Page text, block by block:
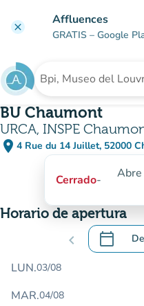
clear Affluences
GRATIS – Google
Buscar un
BU Chaumont
URCA, INSPE
place 4 Rue du 14 Juillet, 52000
(abrir
(nueva
Cerrado-
Horario de apertura
chevron_left calendar_today
.Abra el
LUN.03/08
MAR.04/08